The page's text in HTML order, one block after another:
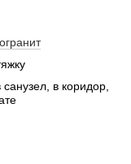
в коридор,